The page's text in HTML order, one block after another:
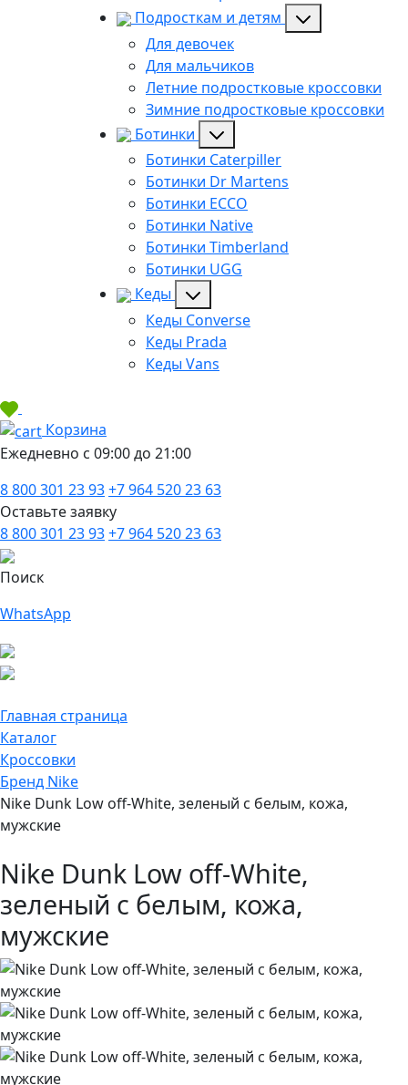
Подросткам и детям
Для девочек
Для мальчиков
Летние подростковые кроссовки
Зимние подростковые кроссовки
Ботинки
Ботинки Caterpiller
Ботинки Dr Martens
Ботинки ECCO
Ботинки Native
Ботинки Timberland
Ботинки UGG
Кеды
Кеды Converse
Кеды Prada
Кеды Vans
Корзина
Ежедневно с 09:00 до 21:00
8 800 301 23 93+7 964 520 23 63
Оставьте заявку
8 800 301 23 93+7 964 520 23 63
Поиск
WhatsApp
Главная страница
Каталог
Кроссовки
Бренд Nike
Nike Dunk Low off-White, зеленый с белым, кожа,
мужские
Nike Dunk Low off-White,
зеленый с белым, кожа,
мужские